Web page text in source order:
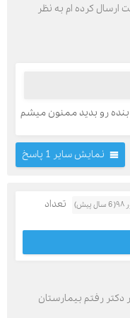
ارسال کرده ام به نظر
نمایش سایر 1 پاسخ
تعداد
دکتر رفتم بیمارستان